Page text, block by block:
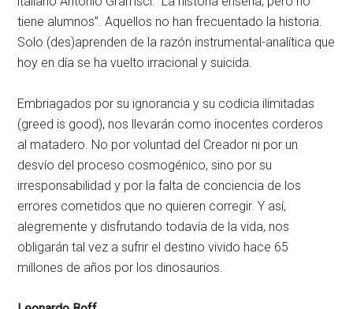
tiene alumnos”. Aquellos no han frecuentado la historia.
Solo (des)aprenden de la razón instrumental-analítica que
hoy en día se ha vuelto irracional y suicida.
Embriagados por su ignorancia y su codicia ilimitadas
(greed is good), nos llevarán como inocentes corderos
al matadero. No por voluntad del Creador ni por un
desvío del proceso cosmogénico, sino por su
irresponsabilidad y por la falta de conciencia de los
errores cometidos que no quieren corregir. Y así,
alegremente y disfrutando todavía de la vida, nos
obligarán tal vez a sufrir el destino vivido hace 65
millones de años por los dinosaurios.